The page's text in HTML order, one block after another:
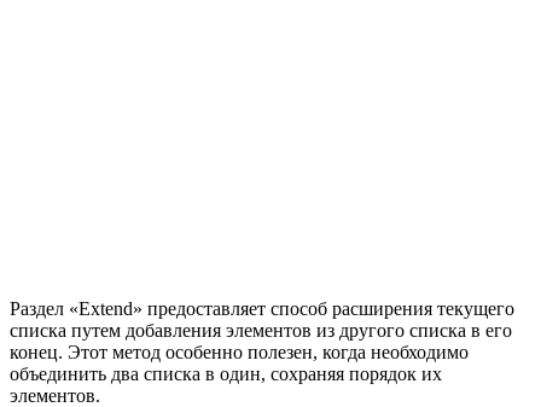
Раздел «Extend» предоставляет способ расширения текущего
списка путем добавления элементов из другого списка в его
конец. Этот метод особенно полезен, когда необходимо
объединить два списка в один, сохраняя порядок их
элементов.